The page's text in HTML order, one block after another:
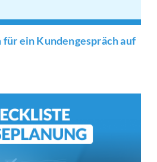
ein Kundengespräch auf